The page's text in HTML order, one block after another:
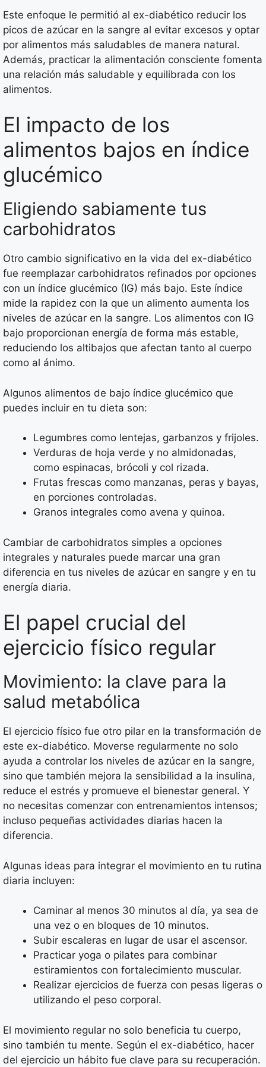
Este enfoque le permitió al ex-diabético reducir los
picos de azúcar en la sangre al evitar excesos y optar
por alimentos más saludables de manera natural.
Además, practicar la alimentación consciente fomenta
una relación más saludable y equilibrada con los
alimentos.
El impacto de los
alimentos bajos en índice
glucémico
Eligiendo sabiamente tus
carbohidratos
Otro cambio significativo en la vida del ex-diabético
fue reemplazar carbohidratos refinados por opciones
con un índice glucémico (IG) más bajo. Este índice
mide la rapidez con la que un alimento aumenta los
niveles de azúcar en la sangre. Los alimentos con IG
bajo proporcionan energía de forma más estable,
reduciendo los altibajos que afectan tanto al cuerpo
como al ánimo.
Algunos alimentos de bajo índice glucémico que
puedes incluir en tu dieta son:
Legumbres como lentejas, garbanzos y frijoles.
Verduras de hoja verde y no almidonadas,
como espinacas, brócoli y col rizada.
Frutas frescas como manzanas, peras y bayas,
en porciones controladas.
Granos integrales como avena y quinoa.
Cambiar de carbohidratos simples a opciones
integrales y naturales puede marcar una gran
diferencia en tus niveles de azúcar en sangre y en tu
energía diaria.
El papel crucial del
ejercicio físico regular
Movimiento: la clave para la
salud metabólica
El ejercicio físico fue otro pilar en la transformación de
este ex-diabético. Moverse regularmente no solo
ayuda a controlar los niveles de azúcar en la sangre,
sino que también mejora la sensibilidad a la insulina,
reduce el estrés y promueve el bienestar general. Y
no necesitas comenzar con entrenamientos intensos;
incluso pequeñas actividades diarias hacen la
diferencia.
Algunas ideas para integrar el movimiento en tu rutina
diaria incluyen:
Caminar al menos 30 minutos al día, ya sea de
una vez o en bloques de 10 minutos.
Subir escaleras en lugar de usar el ascensor.
Practicar yoga o pilates para combinar
estiramientos con fortalecimiento muscular.
Realizar ejercicios de fuerza con pesas ligeras o
utilizando el peso corporal.
El movimiento regular no solo beneficia tu cuerpo,
sino también tu mente. Según el ex-diabético, hacer
del ejercicio un hábito fue clave para su recuperación.